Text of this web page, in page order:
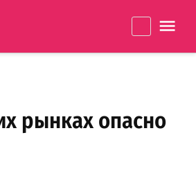
життя
рынках опасно